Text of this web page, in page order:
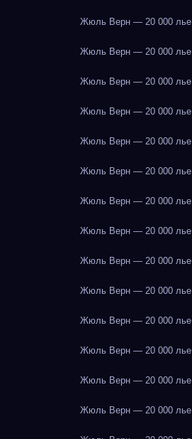
Жюль Верн — 20 000 лье
Жюль Верн — 20 000 лье
Жюль Верн — 20 000 лье
Жюль Верн — 20 000 лье
Жюль Верн — 20 000 лье
Жюль Верн — 20 000 лье
Жюль Верн — 20 000 лье
Жюль Верн — 20 000 лье
Жюль Верн — 20 000 лье
Жюль Верн — 20 000 лье
Жюль Верн — 20 000 лье
Жюль Верн — 20 000 лье
Жюль Верн — 20 000 лье
Жюль Верн — 20 000 лье